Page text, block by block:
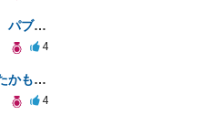
プロ野球ゲームのもじり名使用、パブリシティ権の影響は？
4
誹謗中傷に当たる内容を投稿したかもしれない。開示請求や民事刑事裁判に発展しうるのか教えて欲しい。
4